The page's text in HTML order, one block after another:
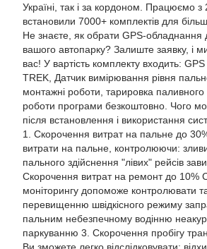
Україні, так і за кордоном. Працюємо з
встановили 7000+ комплектів для більш
Не знаєте, як обрати GPS-обладнання
вашого автопарку? Залиште заявку, і
вас! У вартість комплекту входить:
TREK, Датчик вимірювання рівня
монтажні роботи, тарировка
роботи програми безкоштовно. Чого
після встановлення і використання
1. Скорочення витрат на пальне до
витрати на пальне, контролюючи:
пального здійснення "лівих" рейсів
Скорочення витрат на ремонт до 10%
моніторингу допоможе контролювати
перевищенню швідкісного режиму
пальним небезпечному водінню
паркуванню 3. Скорочення пробігу
Ви зможете легко відслідковувати: